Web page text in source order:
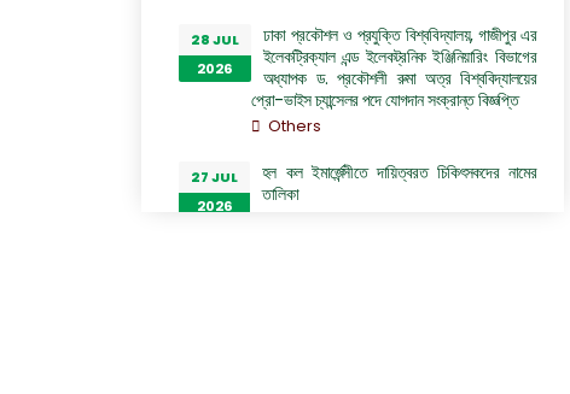
28 JUL
2026
ঢাকা প্রকৌশল ও প্রযুক্তি বিশ্ববিদ্যালয়, গাজীপুর এর
ইলেকট্রিক্যাল এন্ড ইলেকট্রনিক ইঞ্জিনিয়ারিং বিভাগের
অধ্যাপক ড. প্রকৌশলী রুমা অত্র বিশ্ববিদ্যালয়ের
প্রো-ভাইস চ্যান্সেলর পদে যোগদান সংক্রান্ত বিজ্ঞপ্তি
Others
27 JUL
2026
হল কল ইমার্জেন্সীতে দায়িত্বরত চিকিৎসকদের নামের
তালিকা